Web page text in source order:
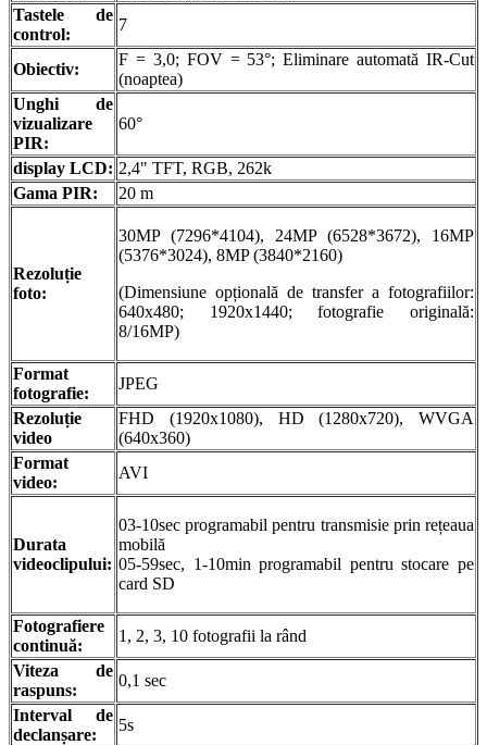
Tastele de
control:
7
Obiectiv:
F = 3,0; FOV = 53°; Eliminare automată IR-Cut
(noaptea)
Unghi de
vizualizare
PIR:
60°
display LCD: 2,4" TFT, RGB, 262k
Gama PIR:
20 m
Rezoluție
foto:
30MP (7296*4104), 24MP (6528*3672), 16MP
(5376*3024), 8MP (3840*2160)
(Dimensiune opțională de transfer a fotografiilor:
640x480; 1920x1440; fotografie originală:
8/16MP)
Format
fotografie:
JPEG
Rezoluție
video
FHD (1920x1080), HD (1280x720), WVGA
(640x360)
Format
video:
AVI
Durata
videoclipului:
03-10sec programabil pentru transmisie prin rețeaua
mobilă
05-59sec, 1-10min programabil pentru stocare pe
card SD
Fotografiere
continuă:
1, 2, 3, 10 fotografii la rând
Viteza de
raspuns:
0,1 sec
Interval de
declanșare:
5s